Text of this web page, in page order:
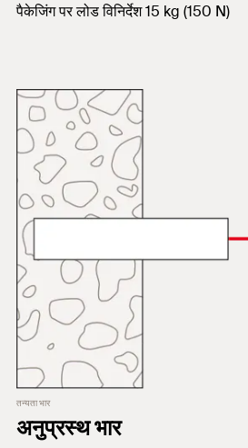
पैकेजिंग पर लोड विनिर्देश 15 kg (150 N)
तन्यता भार
अनुप्रस्थ भार